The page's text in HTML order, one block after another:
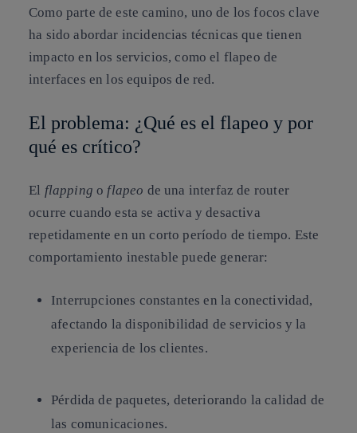
Como parte de este camino, uno de los focos clave
ha sido abordar incidencias técnicas que tienen
impacto en los servicios, como el flapeo de
interfaces en los equipos de red.
El problema: ¿Qué es el flapeo y por
qué es crítico?
El flapping o flapeo de una interfaz de router
ocurre cuando esta se activa y desactiva
repetidamente en un corto período de tiempo. Este
comportamiento inestable puede generar:
Interrupciones constantes en la conectividad,
afectando la disponibilidad de servicios y la
experiencia de los clientes.
Pérdida de paquetes, deteriorando la calidad de
las comunicaciones.